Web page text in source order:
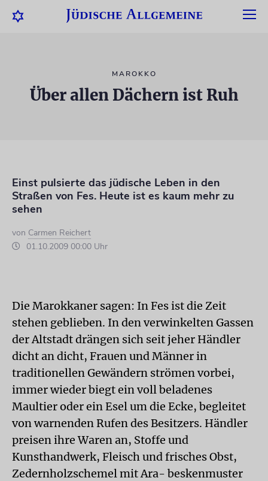
MAROKKO
Über allen Dächern ist Ruh
Einst pulsierte das jüdische Leben in den
Straßen von Fes. Heute ist es kaum mehr zu
sehen
von Carmen Reichert
01.10.2009 00:00 Uhr
Die Marokkaner sagen: In Fes ist die Zeit
stehen geblieben. In den verwinkelten Gassen
der Altstadt drängen sich seit jeher Händler
dicht an dicht, Frauen und Männer in
traditionellen Gewändern strömen vorbei,
immer wieder biegt ein voll beladenes
Maultier oder ein Esel um die Ecke, begleitet
von warnenden Rufen des Besitzers. Händler
preisen ihre Waren an, Stoffe und
Kunsthandwerk, Fleisch und frisches Obst,
Zedernholzschemel mit Ara- beskenmuster